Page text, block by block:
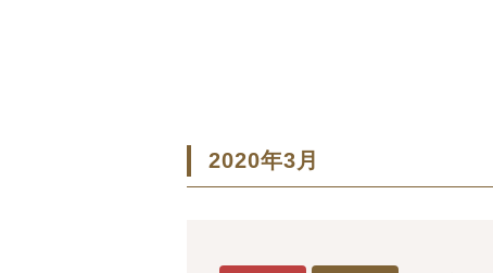
2020年3月